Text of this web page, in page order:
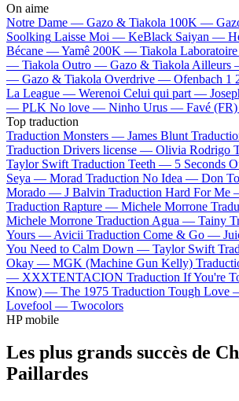
On aime
Notre Dame — Gazo & Tiakola 100K —
Soolking Laisse Moi — KeBlack Saiyan —
Bécane —Yamê 200K — Tiakola
— Tiakola Outro — Gazo & Tiakola Ailleurs
— Gazo & Tiakola Overdrive — Ofenbach 1
La League — Werenoi Celui qui part —
— PLK No love — Ninho Urus — Favé (FR)
Top traduction
Traduction Monsters — James Blunt
Traduction Drivers license — Olivia Rodrigo
Taylor Swift Traduction Teeth — 5 Seconds
Seya — Morad Traduction No Idea — Don
Morado — J Balvin Traduction Hard For Me
Traduction Rapture — Michele Morrone
Michele Morrone Traduction Agua — Tainy
Yours — Avicii Traduction Come & Go —
You Need to Calm Down — Taylor Swift
Okay — MGK (Machine Gun Kelly)
— XXXTENTACION Traduction If You're
Know) — The 1975 Traduction Tough Love
Lovefool — Twocolors
HP mobile
Les plus grands succès de
Paillardes